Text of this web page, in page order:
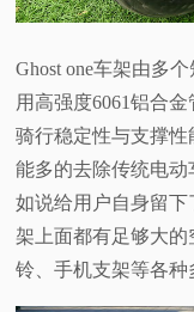
Ghost one车架由多
用高强度6061铝合
骑行稳定性与支撑性
能多的去除传统电
如说给用户自身留
架上面都有足够大
铃、手机支架等各种